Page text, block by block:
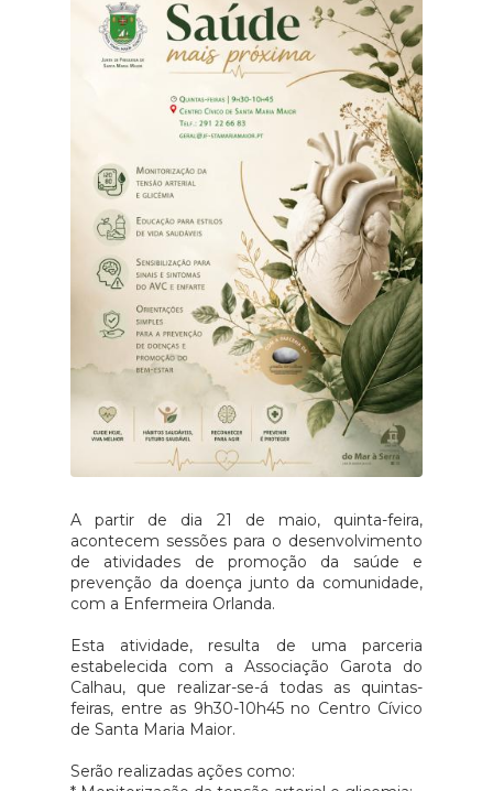
A partir de dia 21 de maio, quinta-feira,
acontecem sessões para o desenvolvimento
de atividades de promoção da saúde e
prevenção da doença junto da comunidade,
com a Enfermeira Orlanda.
Esta atividade, resulta de uma parceria
estabelecida com a Associação Garota do
Calhau, que realizar-se-á todas as quintas-
feiras, entre as 9h30-10h45 no Centro Cívico
de Santa Maria Maior.
Serão realizadas ações como: